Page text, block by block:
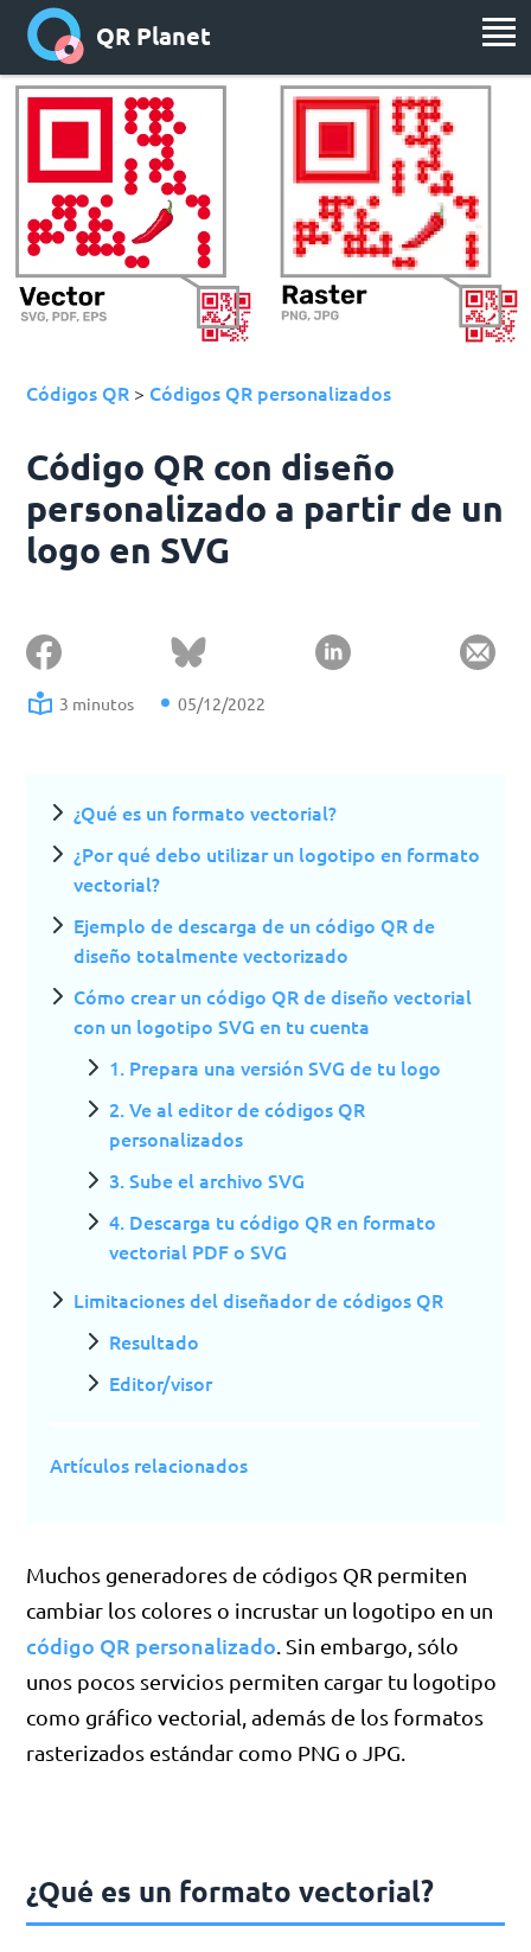
QR Planet
Códigos QR > Códigos QR personalizados
Código QR con diseño
personalizado a partir de un
logo en SVG
3 minutos 05/12/2022
¿Qué es un formato vectorial?
¿Por qué debo utilizar un logotipo en formato
vectorial?
Ejemplo de descarga de un código QR de
diseño totalmente vectorizado
Cómo crear un código QR de diseño vectorial
con un logotipo SVG en tu cuenta
1. Prepara una versión SVG de tu logo
2. Ve al editor de códigos QR
personalizados
3. Sube el archivo SVG
4. Descarga tu código QR en formato
vectorial PDF o SVG
Limitaciones del diseñador de códigos QR
Resultado
Editor/visor
Artículos relacionados
Muchos generadores de códigos QR permiten
cambiar los colores o incrustar un logotipo en un
código QR personalizado . Sin embargo, sólo
unos pocos servicios permiten cargar tu logotipo
como gráfico vectorial, además de los formatos
rasterizados estándar como PNG o JPG.
¿Qué es un formato vectorial?